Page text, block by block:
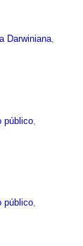
Darwiniana
público
público,